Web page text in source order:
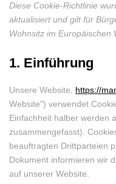
Diese Cookie-Richtlinie
aktualisiert und gilt für
Wohnsitz im Europäischen
1. Einführung
Unsere Website, https://
Website") verwendet
Einfachheit halber werden
zusammengefasst).
beauftragten Drittparteien
Dokument informieren wir
auf unserer Website.